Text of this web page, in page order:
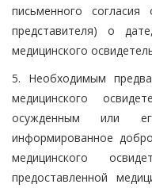
письменного
представителя) о
медицинского
5. Необходимым
медицинского
осужденным или
информированное
медицинского
предоставленной